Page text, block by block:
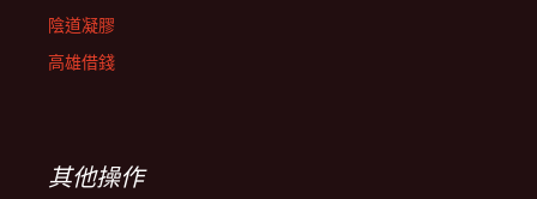
陰道凝膠
高雄借錢
其他操作